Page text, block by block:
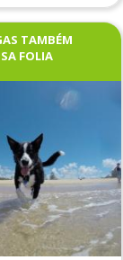
TAMBÉM
FOLIA